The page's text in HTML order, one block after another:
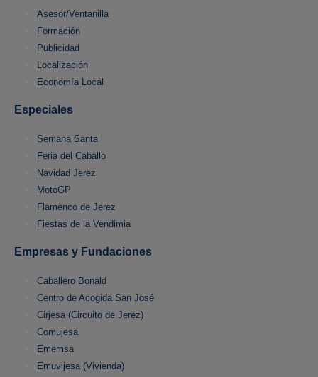
Asesor/Ventanilla
Formación
Publicidad
Localización
Economía Local
Especiales
Semana Santa
Feria del Caballo
Navidad Jerez
MotoGP
Flamenco de Jerez
Fiestas de la Vendimia
Empresas y Fundaciones
Caballero Bonald
Centro de Acogida San José
Cirjesa (Circuito de Jerez)
Comujesa
Ememsa
Emuvijesa (Vivienda)